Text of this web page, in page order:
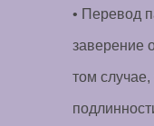
• Перевод
заверение
том